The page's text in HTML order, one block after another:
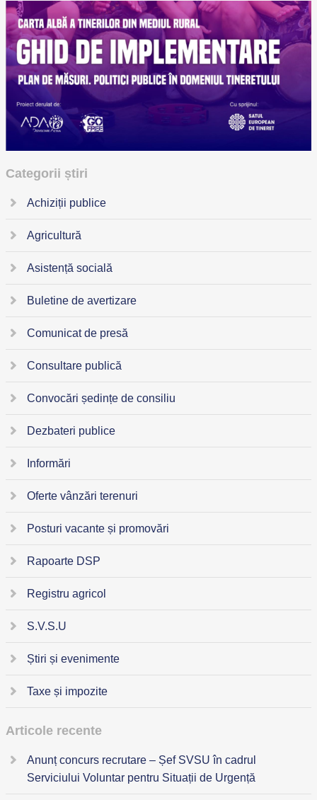
Categorii știri
Achiziții publice
Agricultură
Asistență socială
Buletine de avertizare
Comunicat de presă
Consultare publică
Convocări ședințe de consiliu
Dezbateri publice
Informări
Oferte vânzări terenuri
Posturi vacante și promovări
Rapoarte DSP
Registru agricol
S.V.S.U
Știri și evenimente
Taxe și impozite
Articole recente
Anunț concurs recrutare – Șef SVSU în cadrul
Serviciului Voluntar pentru Situații de Urgență